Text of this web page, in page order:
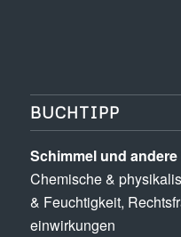
BUCHTIPP
Schimmel und
Chemische &
& Feuchtigkeit,
einwirkungen